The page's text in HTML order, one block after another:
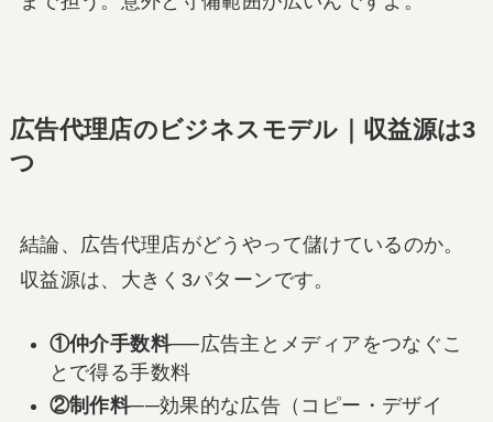
広告代理店のビジネスモデル｜収益源は3
つ
結論、広告代理店がどうやって儲けているのか。
収益源は、大きく3パターンです。
①仲介手数料──広告主とメディアをつなぐこ
とで得る手数料
②制作料──効果的な広告（コピー・デザイ